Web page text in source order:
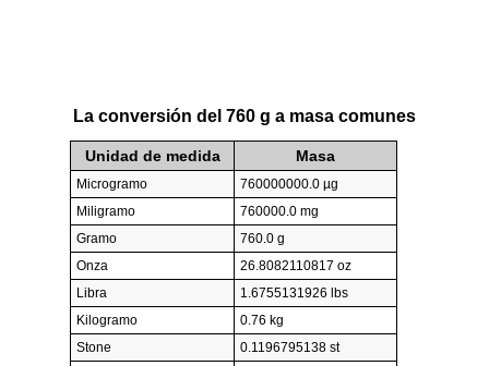
La conversión del 760 g a masa comunes
Unidad de medida Masa
Microgramo
760000000.0 µg
Miligramo
760000.0 mg
Gramo
760.0 g
Onza
26.8082110817 oz
Libra
1.6755131926 lbs
Kilogramo
0.76 kg
Stone
0.1196795138 st